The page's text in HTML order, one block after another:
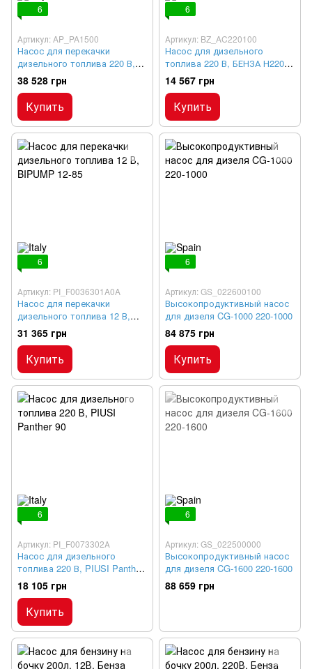
6
Артикул: AP_PA1500
Насос для перекачки
дизельного топлива 220 В,
PA3 220-150
38 528 грн
Купить
6
Артикул: BZ_AC220100
Насос для дизельного
топлива 220 В, БЕНЗА Н220-
100
14 567 грн
Купить
6
Артикул: PI_F0036301A0A
Насос для перекачки
дизельного топлива 12 В,
BIPUMP 12-85
31 365 грн
Купить
6
Артикул: GS_022600100
Высокопродуктивный насос
для дизеля CG-1000 220-1000
84 875 грн
Купить
6
Артикул: PI_F0073302А
Насос для дизельного
топлива 220 В, PIUSI Panther
90
18 105 грн
Купить
6
Артикул: GS_022500000
Высокопродуктивный насос
для дизеля CG-1600 220-1600
88 659 грн